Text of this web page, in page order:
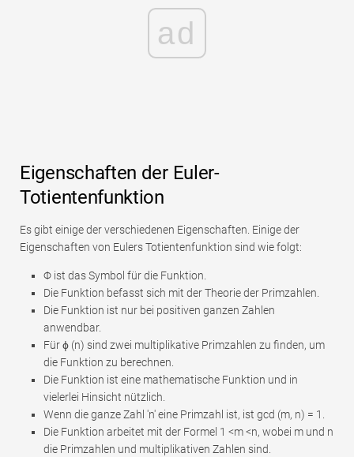
ad
Eigenschaften der Euler-
Totientenfunktion
Es gibt einige der verschiedenen Eigenschaften. Einige der
Eigenschaften von Eulers Totientenfunktion sind wie folgt:
Φ ist das Symbol für die Funktion.
Die Funktion befasst sich mit der Theorie der Primzahlen.
Die Funktion ist nur bei positiven ganzen Zahlen
anwendbar.
Für ϕ (n) sind zwei multiplikative Primzahlen zu finden, um
die Funktion zu berechnen.
Die Funktion ist eine mathematische Funktion und in
vielerlei Hinsicht nützlich.
Wenn die ganze Zahl 'n' eine Primzahl ist, ist gcd (m, n) = 1.
Die Funktion arbeitet mit der Formel 1 <m <n, wobei m und n
die Primzahlen und multiplikativen Zahlen sind.